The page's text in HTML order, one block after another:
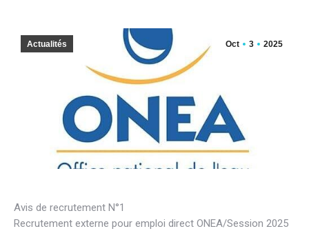
Oct 3 2025
Actualités
Avis de recrutement N°1
Recrutement externe pour emploi direct ONEA/Session 2025